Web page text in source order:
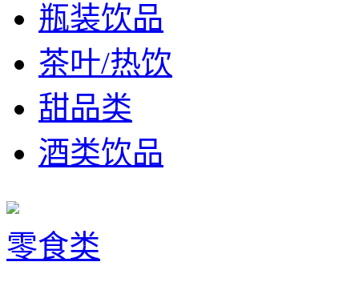
瓶装饮品
茶叶/热饮
甜品类
酒类饮品
零食类